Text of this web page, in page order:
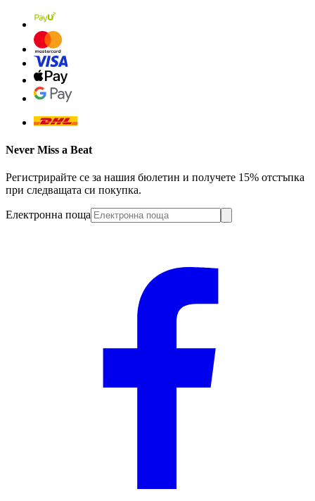
Never Miss a Beat
Регистрирайте се за нашия бюлетин и получете 15% отстъпка
при следващата си покупка.
Електронна поща